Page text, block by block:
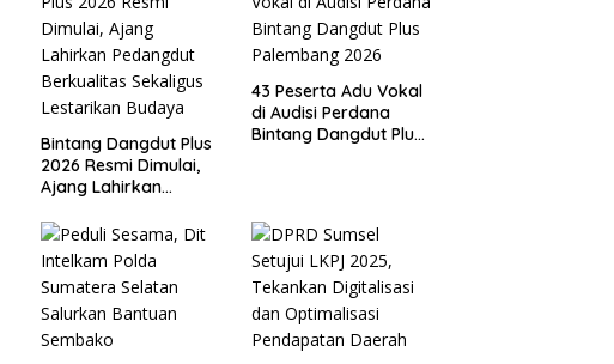
Bintang Dangdut Plus
2026 Resmi Dimulai,
Ajang Lahirkan
Berkualitas Sekaligus
Lestarikan Budaya
43 Peserta Adu Vokal
di Audisi Perdana
Bintang Dangdut Plus